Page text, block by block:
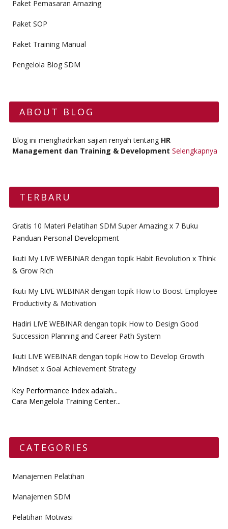
Paket Pemasaran Amazing
Paket SOP
Paket Training Manual
Pengelola Blog SDM
ABOUT BLOG
Blog ini menghadirkan sajian renyah tentang HR
Management dan Training & Development Selengkapnya
TERBARU
Gratis 10 Materi Pelatihan SDM Super Amazing x 7 Buku
Panduan Personal Development
Ikuti My LIVE WEBINAR dengan topik Habit Revolution x Think
& Grow Rich
Ikuti My LIVE WEBINAR dengan topik How to Boost Employee
Productivity & Motivation
Hadiri LIVE WEBINAR dengan topik How to Design Good
Succession Planning and Career Path System
Ikuti LIVE WEBINAR dengan topik How to Develop Growth
Mindset x Goal Achievement Strategy
Key Performance Index adalah...
Cara Mengelola Training Center...
CATEGORIES
Manajemen Pelatihan
Manajemen SDM
Pelatihan Motivasi